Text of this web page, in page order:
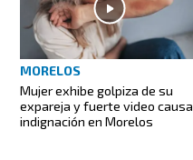
MORELOS
Mujer exhibe golpiza de su
expareja y fuerte video causa
indignación en Morelos